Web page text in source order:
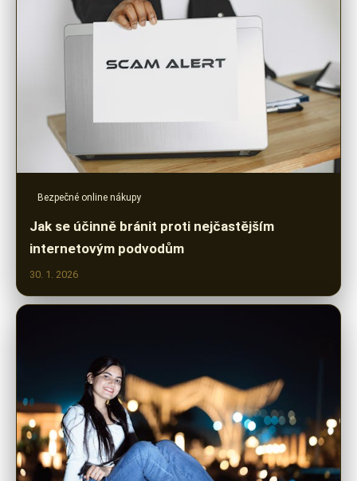
Bezpečné online nákupy
Jak se účinně bránit proti nejčastějším
internetovým podvodům
30. 1. 2026